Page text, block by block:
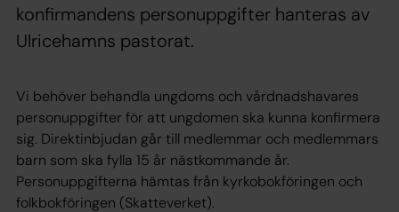
konfirmandens personuppgifter hanteras av
Ulricehamns pastorat.
Vi behöver behandla ungdoms och vårdnadshavares
personuppgifter för att ungdomen ska kunna konfirmera
sig. Direktinbjudan går till medlemmar och medlemmars
barn som ska fylla 15 år nästkommande år.
Personuppgifterna hämtas från kyrkobokföringen och
folkbokföringen (Skatteverket).